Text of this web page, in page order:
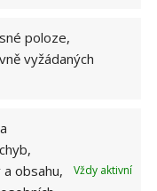
poloze,
vyžádaných
obsahu,
Vždy aktivní